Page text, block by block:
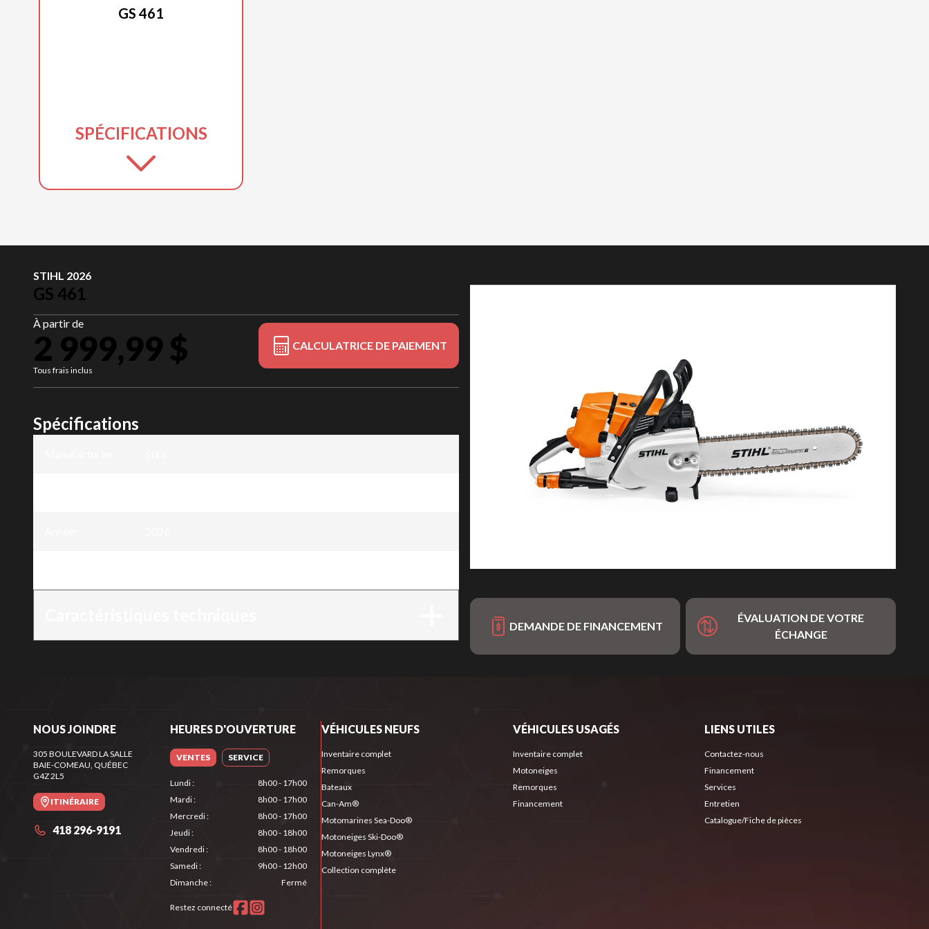
GS 461
SPÉCIFICATIONS
STIHL 2026
GS 461
À partir de
2 999,99 $
Tous frais inclus
CALCULATRICE DE PAIEMENT
DEMANDE DE FINANCEMENT
ÉVALUATION DE VOTRE
ÉCHANGE
Spécifications
NOUS JOINDRE
305 BOULEVARD LA SALLE
BAIE-COMEAU, QUÉBEC
G4Z 2L5
ITINÉRAIRE
418 296-9191
HEURES D'OUVERTURE
VENTES SERVICE
Lundi:
8h00 - 17h00
Mardi:
8h00 - 17h00
Mercredi:
8h00 - 17h00
Jeudi:
8h00 - 18h00
Vendredi:
8h00 - 18h00
Samedi:
9h00 - 12h00
Dimanche: Fermé
Restez connecté
VÉHICULES NEUFS
Inventaire complet
Remorques
Bateaux
Can-Am®
Motomarines Sea-Doo®
Motoneiges Ski-Doo®
Motoneiges Lynx®
Collection complète
VÉHICULES USAGÉS
Inventaire complet
Motoneiges
Remorques
Financement
LIENS UTILES
Contactez-nous
Financement
Services
Entretien
Catalogue/Fiche de pièces